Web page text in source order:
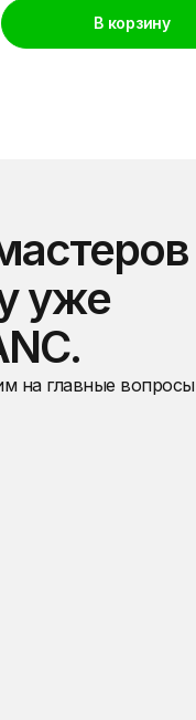
В корзину
уже
на главные вопросы